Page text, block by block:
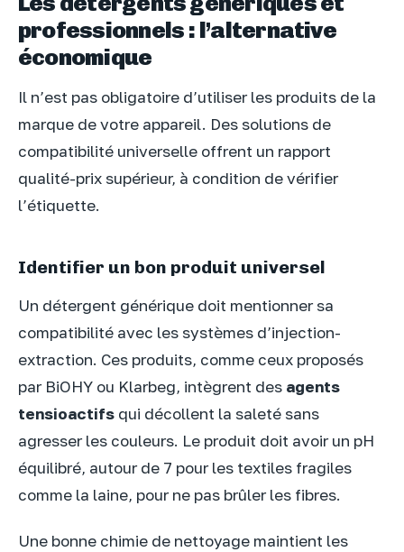
professionnels : l’alternative
économique
Il n’est pas obligatoire d’utiliser les produits de la
marque de votre appareil. Des solutions de
compatibilité universelle offrent un rapport
qualité-prix supérieur, à condition de vérifier
l’étiquette.
Identifier un bon produit universel
Un détergent générique doit mentionner sa
compatibilité avec les systèmes d’injection-
extraction. Ces produits, comme ceux proposés
par BiOHY ou Klarbeg, intègrent des agents
tensioactifs qui décollent la saleté sans
agresser les couleurs. Le produit doit avoir un pH
équilibré, autour de 7 pour les textiles fragiles
comme la laine, pour ne pas brûler les fibres.
Une bonne chimie de nettoyage maintient les